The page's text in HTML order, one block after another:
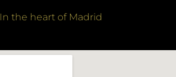
In the heart of Madrid